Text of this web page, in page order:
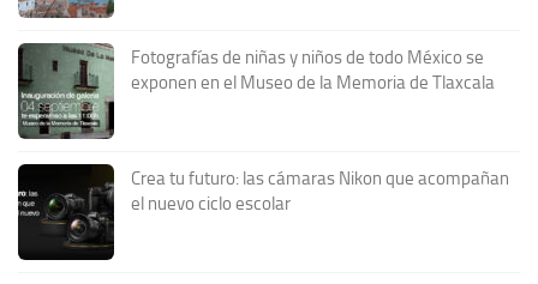
Fotografías de niñas y niños de todo México se
exponen en el Museo de la Memoria de Tlaxcala
Crea tu futuro: las cámaras Nikon que acompañan
el nuevo ciclo escolar